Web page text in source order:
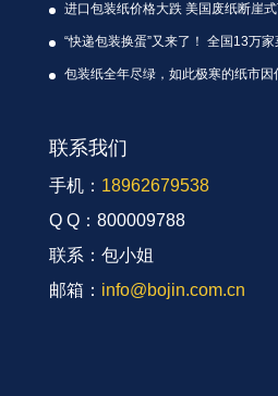
进口包装纸价格大跌 美国废纸断崖
“快递包装换蛋”又来了！ 全国13万
包装纸全年尽绿，如此极寒的纸市因
联系我们
手机： 18962679538
Q Q：800009788
联系：包小姐
邮箱： info@bojin.com.cn